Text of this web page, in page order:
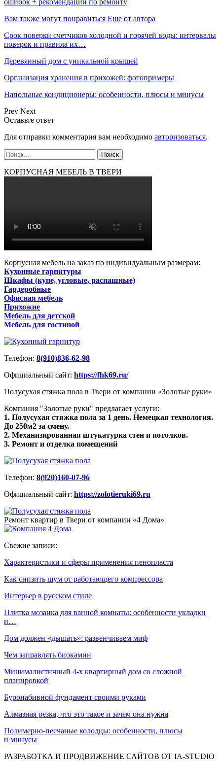
ошибок + рекомендации по ремонту
Вам также могут понравиться Еще от автора
Срок поверки счетчиков холодной и горячей воды: интервалы
поверок и правила их…
Деревянный дом с уникальной крышей
Организация хранения в прихожей: фотопримеры
Напольные кондиционеры: особенности, плюсы и минусы
Prev Next
Оставьте ответ
Для отправки комментария вам необходимо авторизоваться.
КОРПУСНАЯ МЕБЕЛЬ В ТВЕРИ
Корпусная мебель на заказ по индивидуальным размерам:
Кухонные гарнитуры
Шкафы (купе, угловые, распашные)
Гардеробные
Офисная мебель
Прихожие
Мебель для детской
Мебель для гостиной
Телефон: 8(910)836-62-98
Официальный сайт: https://fhk69.ru/
Полусухая стяжка пола в Твери от компании «Золотые руки»
Компания "Золотые руки" предлагает услуги:
1. Полусухая стяжка пола за 1 день. Немецкая технология.
До 250м2 за смену.
2. Механизированная штукатурка стен и потолков.
3. Ремонт и отделка помещений
Телефон: 8(920)160-07-96
Официальный сайт: https://zolotieruki69.ru
Ремонт квартир в Твери от компании «4 Дома»
Свежие записи:
Характеристики и сферы применения пенопласта
Как снизить шум от работающего компрессора
Интерьер в русском стиле
Плитка мозаика для ванной комнаты: особенности укладки
и…
Дом должен «дышать»: развенчиваем миф
Чем заправлять биокамин
Минималистичный 4-х квартирный дом со сложной
планировкой
Буронабивной фундамент своими руками
Алмазная резка, что это такое и зачем она нужна
Полимерно-песчаные колодцы: особенности, плюсы
и минусы
РАЗРАБОТКА И ПРОДВИЖЕНИЕ САЙТОВ ОТ IA-STUDIO